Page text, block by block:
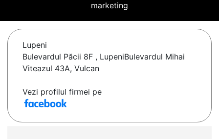
marketing
Lupeni
Bulevardul Păcii 8F , LupeniBulevardul Mihai
Viteazul 43A, Vulcan
Vezi profilul firmei pe